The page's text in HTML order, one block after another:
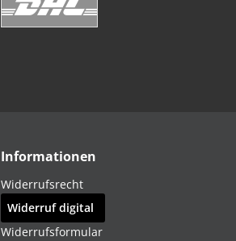
Informationen
Widerrufsrecht
Widerruf digital
Widerrufsformular